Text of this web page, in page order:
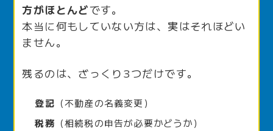
方がほとんどです。
本当に何もしていない方は、実はそれほどい
ません。
残るのは、ざっくり3つだけです。
登記 （不動産の名義変更）
税務 （相続税の申告が必要かどうか）